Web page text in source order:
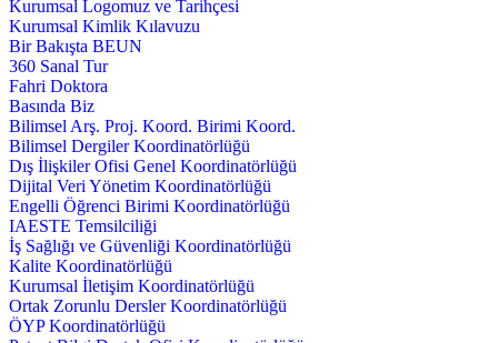
Kurumsal Logomuz ve Tarihçesi
Kurumsal Kimlik Kılavuzu
Bir Bakışta BEUN
360 Sanal Tur
Fahri Doktora
Basında Biz
Bilimsel Arş. Proj. Koord. Birimi Koord.
Bilimsel Dergiler Koordinatörlüğü
Dış İlişkiler Ofisi Genel Koordinatörlüğü
Dijital Veri Yönetim Koordinatörlüğü
Engelli Öğrenci Birimi Koordinatörlüğü
IAESTE Temsilciliği
İş Sağlığı ve Güvenliği Koordinatörlüğü
Kalite Koordinatörlüğü
Kurumsal İletişim Koordinatörlüğü
Ortak Zorunlu Dersler Koordinatörlüğü
ÖYP Koordinatörlüğü